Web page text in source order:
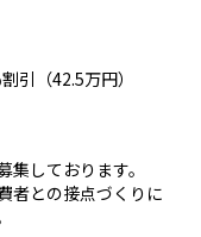
引（42.5万円）
しております。
者との接点づくりに